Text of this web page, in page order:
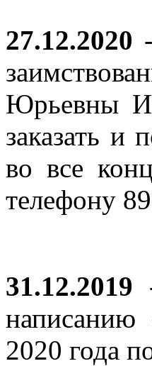
27.12.2020
Юрьевны
заказать и
во все
телефону
31.12.2019
2020 года